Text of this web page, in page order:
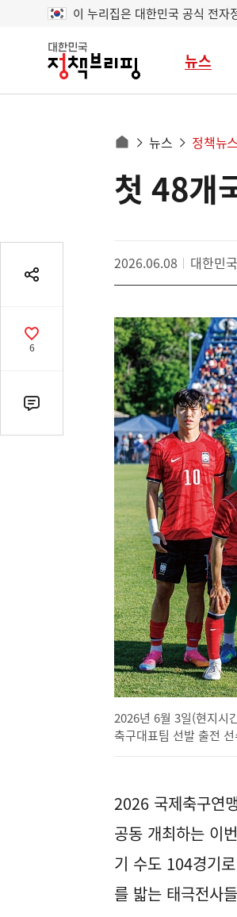
이 누리집은 대한민국 공식 전자
대
민
뉴스
동
경
로
으
로
뉴스 정책뉴스
영
역공
기
공
감
6
댓
글
첫 48개
2026.06.08 대한민
2026년 6월 3일(현지시
축구대표팀 선발 출전
2026 국제축구연
공동 개최하는 이
기 수도 104경기
를 밟는 태극전사